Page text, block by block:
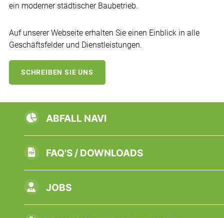
ein moderner städtischer Baubetrieb.
Auf unserer Webseite erhalten Sie einen Einblick in alle
Geschäftsfelder und Dienstleistungen.
SCHREIBEN SIE UNS
ABFALL NAVI
FAQ'S / DOWNLOADS
JOBS